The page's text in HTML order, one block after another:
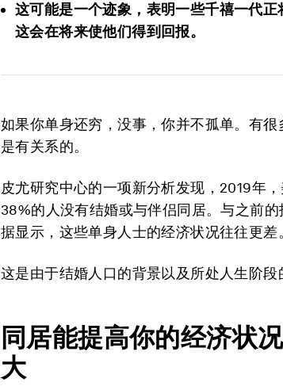
这可能是一个迹象，表明一些千禧一代
这会在将来使他们得到回报。
如果你单身还穷，没事，你并不孤单。有
是有关系的。
皮尤研究中心的一项新分析发现，2019年
38%的人没有结婚或与伴侣同居。与之前
据显示，这些单身人士的经济状况往往更差
这是由于结婚人口的背景以及所处人生阶段
同居能提高你的经济状
大